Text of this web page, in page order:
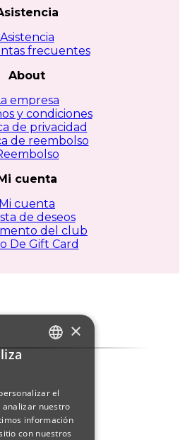
Asistencia
frecuentes
About
empresa
y condiciones
de privacidad
de reembolso
cuenta
Mi cuenta
de deseos
del club
De Gift Card
SPANISH
×
el
analizar nuestro
información
con nuestros